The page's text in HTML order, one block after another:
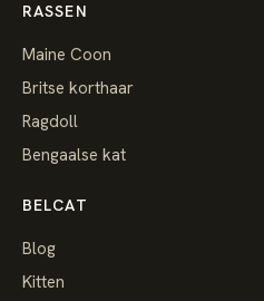
RASSEN
Maine Coon
Britse korthaar
Ragdoll
Bengaalse kat
BELCAT
Blog
Kitten